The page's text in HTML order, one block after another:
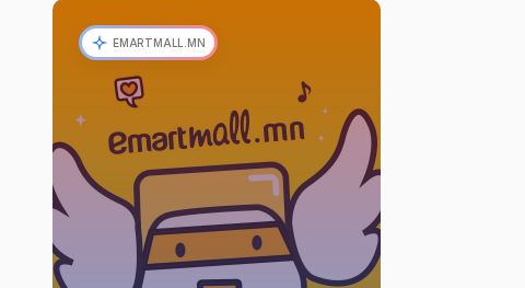
EMARTMALL.MN